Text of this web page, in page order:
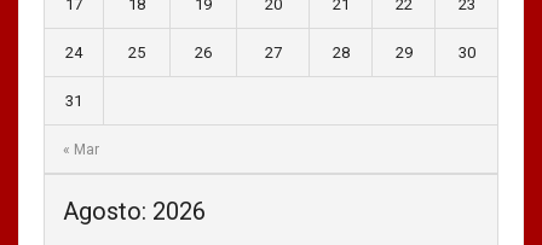
Agosto: 2026
« Mar
17 18 19 20 21 22 23
24 25 26 27 28 29 30
31